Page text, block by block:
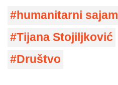
humanitarni sajam
Tijana Stojiljković
Društvo